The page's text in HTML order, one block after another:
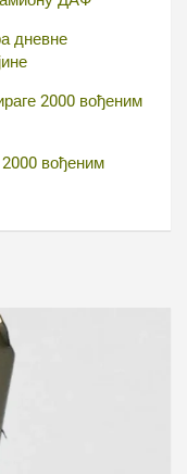
дневне
2000 вођеним
вођеним